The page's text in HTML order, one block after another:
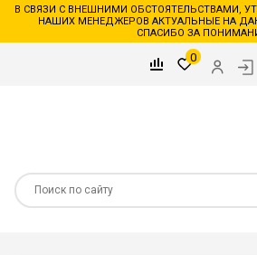
В СВЯЗИ С ВНЕШНИМИ ОБСТОЯТЕЛЬСТВАМИ,
НАШИХ МЕНЕДЖЕРОВ АКТУАЛЬНЫЕ НА
СПАСИБО ЗА
0